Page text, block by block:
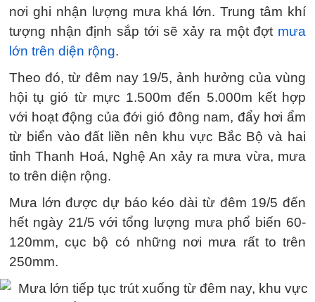
nơi ghi nhận lượng mưa khá lớn. Trung tâm khí
tượng nhận định sắp tới sẽ xảy ra một đợt mưa
lớn trên diện rộng.
Theo đó, từ đêm nay 19/5, ảnh hưởng của vùng
hội tụ gió từ mực 1.500m đến 5.000m kết hợp
với hoạt động của đới gió đông nam, đẩy hơi ẩm
từ biển vào đất liền nên khu vực Bắc Bộ và hai
tỉnh Thanh Hoá, Nghệ An xảy ra mưa vừa, mưa
to trên diện rộng.
Mưa lớn được dự báo kéo dài từ đêm 19/5 đến
hết ngày 21/5 với tổng lượng mưa phổ biến 60-
120mm, cục bộ có những nơi mưa rất to trên
250mm.